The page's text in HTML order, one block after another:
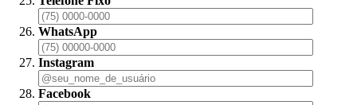
WhatsApp
Instagram
Facebook